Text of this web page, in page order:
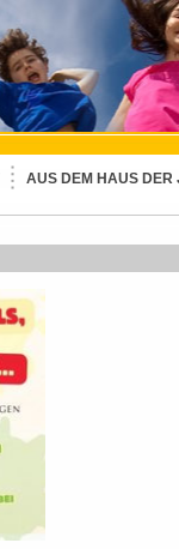
AUS DEM HAUS DER